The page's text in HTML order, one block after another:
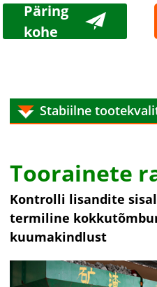
Päring
kohe
Stabiilne
Toorainete
Kontrolli lisandite
termiline
kuumakindlust